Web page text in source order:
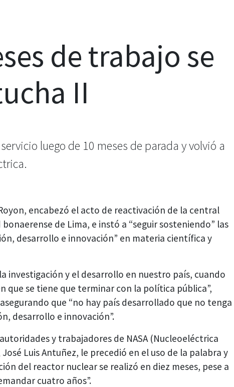
de trabajo se
II
luego de 10 meses de parada y volvió a
encabezó el acto de reactivación de la central
de Lima, e instó a “seguir sosteniendo” las
desarrollo e innovación” en materia científica y
investigación y el desarrollo en nuestro país, cuando
que se tiene que terminar con la política pública”,
que “no hay país desarrollado que no tenga
desarrollo e innovación”.
y trabajadores de NASA (Nucleoeléctrica
Luis Antuñez, le precedió en el uso de la palabra y
del reactor nuclear se realizó en diez meses, pese a
cuatro años”.